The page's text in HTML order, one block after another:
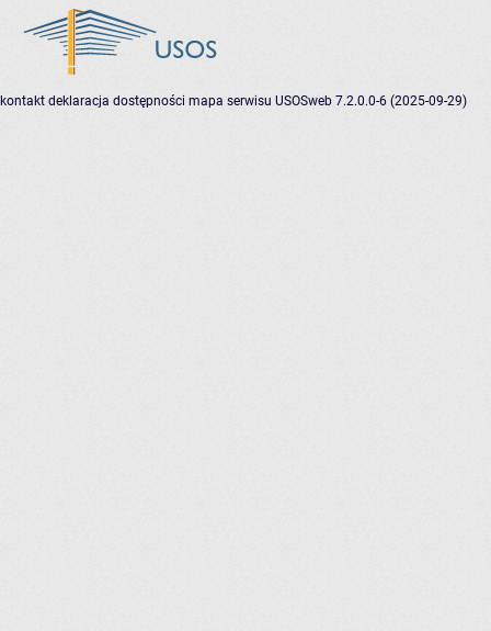
kontakt deklaracja dostępności mapa serwisu USOSweb 7.2.0.0-6 (2025-09-29)